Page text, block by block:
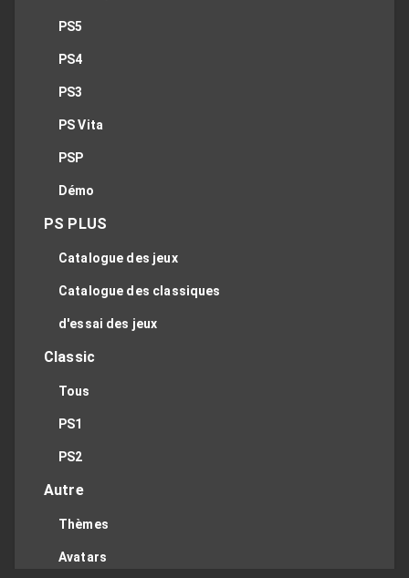
PS5
PS4
PS3
PS Vita
PSP
Démo
PS PLUS
Catalogue des jeux
Catalogue des classiques
d'essai des jeux
Classic
Tous
PS1
PS2
Autre
Thèmes
Avatars